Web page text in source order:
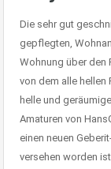
Die sehr gut
gepflegten,
Wohnung über den
von dem alle hellen
helle und
Amaturen von
einen neuen
versehen worden